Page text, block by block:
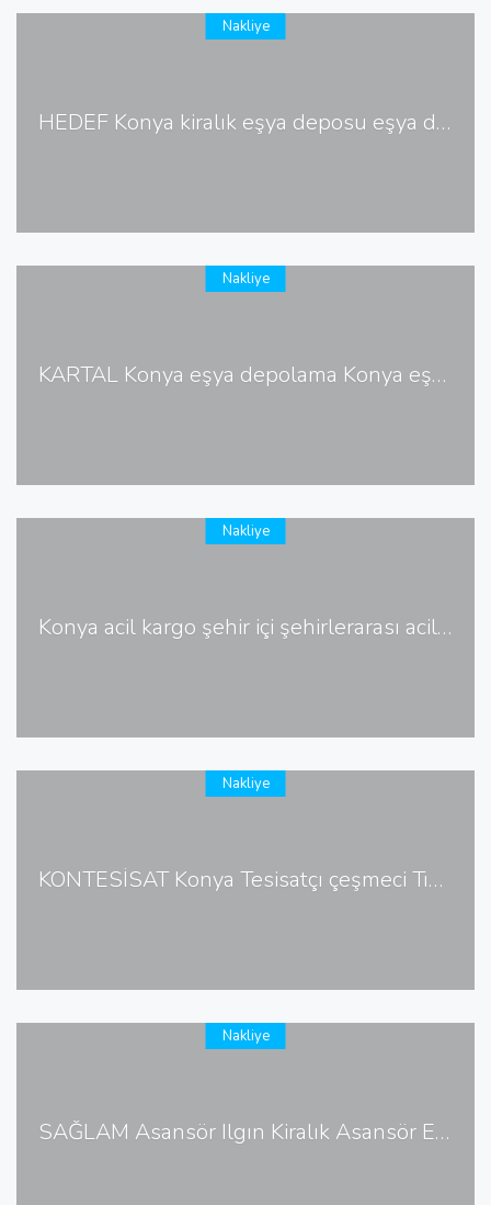
HEDEF Konya kiralık eşya deposu eşya depolama
Nakliye
KARTAL Konya eşya depolama Konya eşya deposu
Nakliye
Konya acil kargo şehir içi şehirlerarası acil kargo
Nakliye
KONTESİSAT Konya Tesisatçı çeşmeci Tıkanık Açma
Nakliye
SAĞLAM Asansör Ilgın Kiralık Asansör Eşya Asansörü
Nakliye